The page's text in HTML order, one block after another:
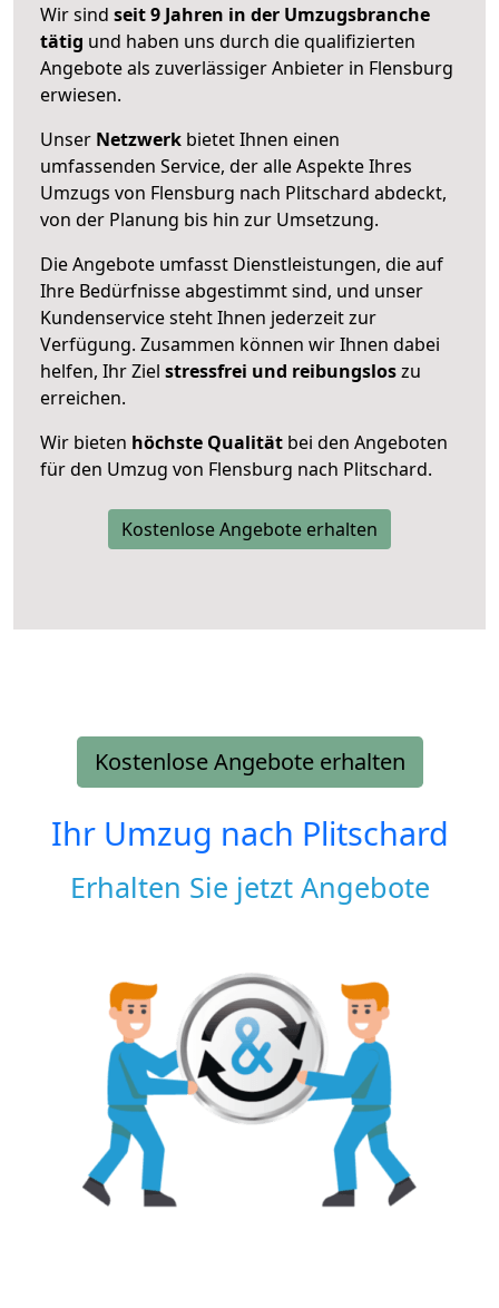
Wir sind seit 9 Jahren in der Umzugsbranche
tätig und haben uns durch die qualifizierten
Angebote als zuverlässiger Anbieter in Flensburg
erwiesen.
Unser Netzwerk bietet Ihnen einen
umfassenden Service, der alle Aspekte Ihres
Umzugs von Flensburg nach Plitschard abdeckt,
von der Planung bis hin zur Umsetzung.
Die Angebote umfasst Dienstleistungen, die auf
Ihre Bedürfnisse abgestimmt sind, und unser
Kundenservice steht Ihnen jederzeit zur
Verfügung. Zusammen können wir Ihnen dabei
helfen, Ihr Ziel stressfrei und reibungsloszu
erreichen.
Wir bieten höchste Qualität bei den Angeboten
für den Umzug von Flensburg nach Plitschard.
Kostenlose Angebote erhalten
Kostenlose Angebote erhalten
Ihr Umzug nach Plitschard
Erhalten Sie jetzt Angebote